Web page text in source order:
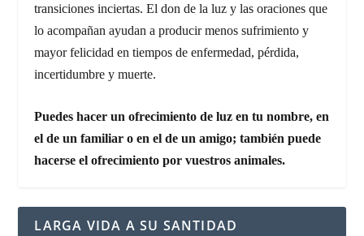
transiciones inciertas. El don de la luz y las oraciones que
lo acompañan ayudan a producir menos sufrimiento y
mayor felicidad en tiempos de enfermedad, pérdida,
incertidumbre y muerte.
Puedes hacer un ofrecimiento de luz en tu nombre, en
el de un familiar o en el de un amigo; también puede
hacerse el ofrecimiento por vuestros animales.
LARGA VIDA A SU SANTIDAD